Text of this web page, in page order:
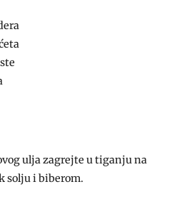
ulja zagrejte u tiganju na
solju i biberom.